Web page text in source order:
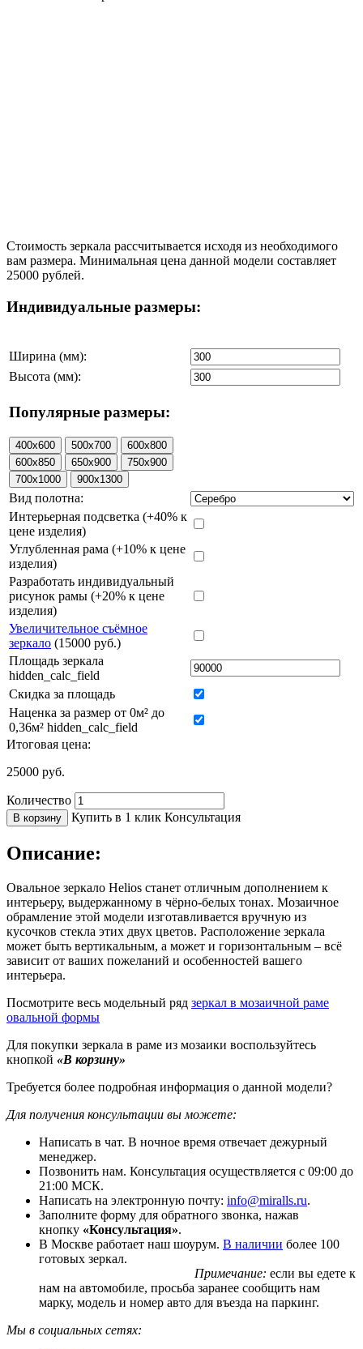
Стоимость зеркала рассчитывается исходя из необходимого
вам размера. Минимальная цена данной модели составляет
25000 рублей.
Индивидуальные размеры:
Ширина (мм):
Высота (мм):
Популярные размеры:
Вид полотна:
Интерьерная подсветка (+40% к
цене изделия)
Углубленная рама (+10% к цене
изделия)
Разработать индивидуальный
рисунок рамы (+20% к цене
изделия)
Увеличительное съёмное
зеркало (15000 руб.)
Площадь зеркала
hidden_calc_field
Скидка за площадь
Наценка за размер от 0м² до
0,36м² hidden_calc_field
Итоговая цена:
25000 руб.
Количество
В корзину Купить в 1 клик Консультация
Описание:
Овальное зеркало Helios станет отличным дополнением к
интерьеру, выдержанному в чёрно-белых тонах. Мозаичное
обрамление этой модели изготавливается вручную из
кусочков стекла этих двух цветов. Расположение зеркала
может быть вертикальным, а может и горизонтальным – всё
зависит от ваших пожеланий и особенностей вашего
интерьера.
Посмотрите весь модельный ряд зеркал в мозаичной раме
овальной формы
Для покупки зеркала в раме из мозаики воспользуйтесь
кнопкой «В корзину»
Требуется более подробная информация о данной модели?
Для получения консультации вы можете:
Написать в чат. В ночное время отвечает дежурный
менеджер.
Позвонить нам. Консультация осуществляется с 09:00 до
21:00 МСК.
Написать на электронную почту: info@miralls.ru.
Заполните форму для обратного звонка, нажав
кнопку «Консультация».
В Москве работает наш шоурум. В наличии более 100
готовых зеркал.
Примечание: если вы едете к
нам на автомобиле, просьба заранее сообщить нам
марку, модель и номер авто для въезда на паркинг.
Мы в социальных сетях: